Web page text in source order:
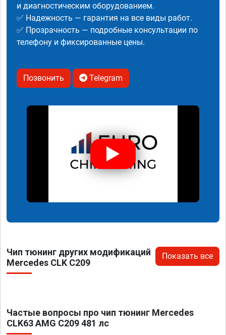
и диагностическим оборудованием.
✅ Надежность — гарантия на все виды работ.
✅ Прозрачность — подробные консультации по
телефону и фиксированные цены.
Позвонить Telegram
Чип тюнинг других модификаций
Mercedes CLK C209
Показать все
Частые вопросы про чип тюнинг Mercedes
CLK63 AMG C209 481 лс